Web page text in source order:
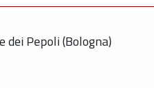
dei Pepoli (Bologna)